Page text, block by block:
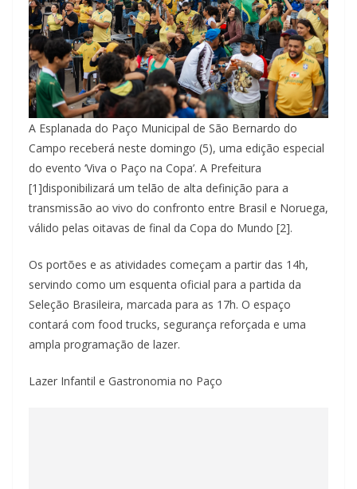
A Esplanada do Paço Municipal de São Bernardo do
Campo receberá neste domingo (5), uma edição especial
do evento ‘Viva o Paço na Copa’. A Prefeitura
[1]disponibilizará um telão de alta definição para a
transmissão ao vivo do confronto entre Brasil e Noruega,
válido pelas oitavas de final da Copa do Mundo [2].
Os portões e as atividades começam a partir das 14h,
servindo como um esquenta oficial para a partida da
Seleção Brasileira, marcada para as 17h. O espaço
contará com food trucks, segurança reforçada e uma
ampla programação de lazer.
Lazer Infantil e Gastronomia no Paço